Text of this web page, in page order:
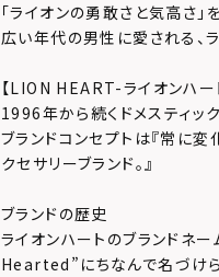
「ライオンの勇敢さと気高さ」
広い年代の男性に愛される、
【LION HEART-ライオンハー
1996年から続くドメスティック
ブランドコンセプトは『常に
クセサリーブランド。』
ブランドの歴史
ライオンハートのブランドネ
Hearted”にちなんで名づけら